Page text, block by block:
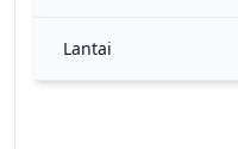
Lantai